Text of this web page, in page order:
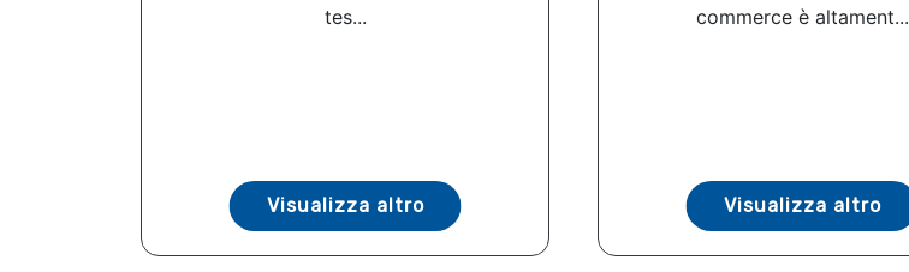
tes...
Visualizza altro
commerce è altament...
Visualizza altro